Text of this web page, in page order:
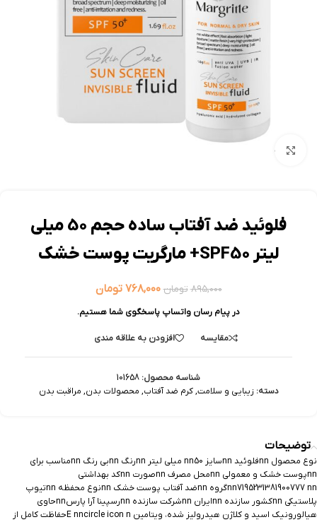
بزرگنمایی تصویر
فلوئید ضد آفتاب ساده حجم 50 میلی
لیتر SPF50+ مارگریت پوست خشک
۸۹۵,۰۰۰ تومان ۷۶۸,۰۰۰ تومان
در پیام رسان واتساپ پاسخگوی شما هستیم.
مقایسه افزودن به علاقه مندی
شناسه محصول: 101658
دسته: زیبایی و سلامت, کرم ضد آفتاب, محصولات بدن, مراقبت بدن
توضیحات
نوع محصول nnفلوئید nnسایز nn50 میلی لیتر nnرنگ nnبی رنگ nnمناسب برای
nnپوست خشک و معمولی nnمحل مصرف nnصورت nnکد بهداشتی
nn7195231381900777 nnگروه nnضد آفتاب پوست خشک nnنوع محفظه nnتیوپ
پلاستیکی nnکشور سازنده nnایران nnشرکت سازنده nnرسپینا آرا پارسnnحاوی
هیالورونیک اسید و کلاژن هیدرولیز شده، ویتامین E nncircle icon nحفاظت کامل از